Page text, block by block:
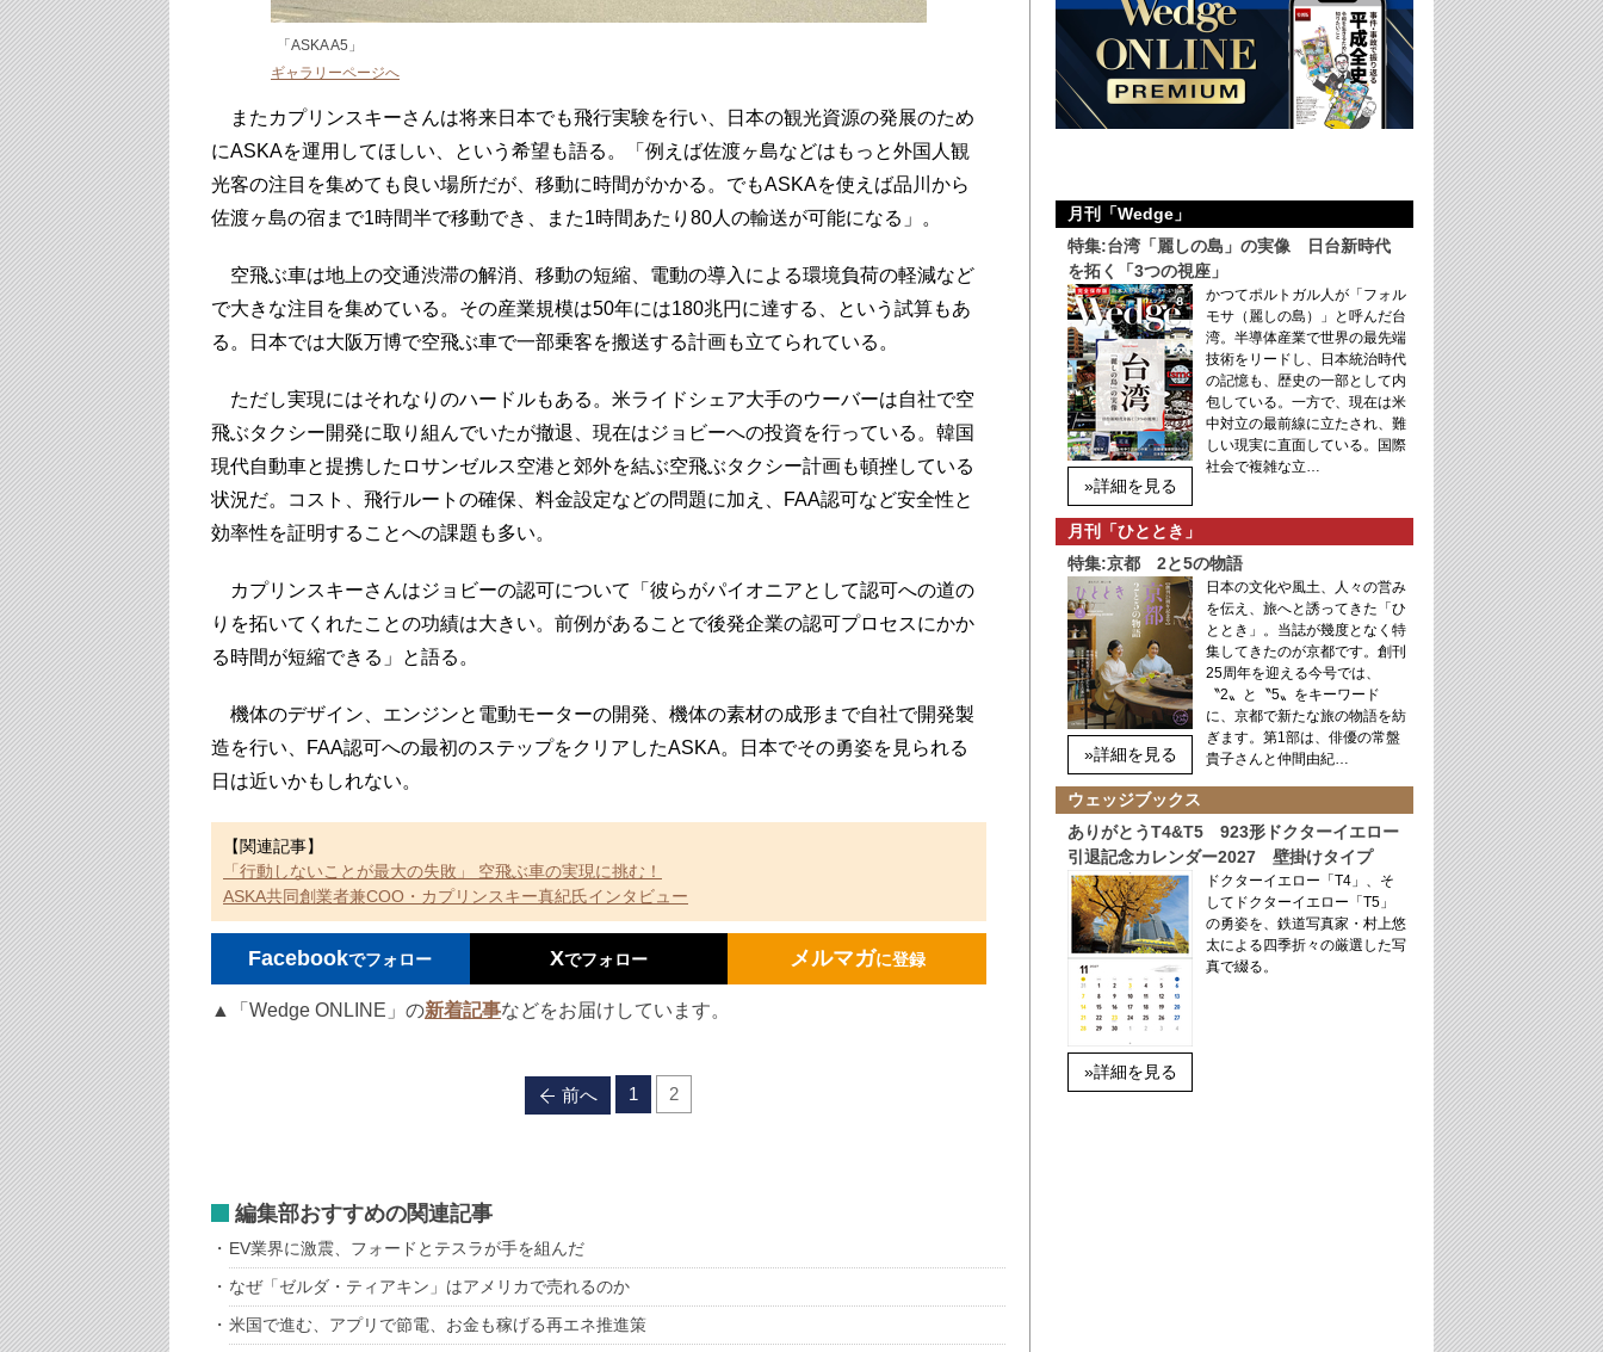
「ASKA A5」
ギャラリーページへ
またカプリンスキーさんは将来日本でも飛行実験を行い、日本の観光資源の発展のため
にASKAを運用してほしい、という希望も語る。「例えば佐渡ヶ島などはもっと外国人観
光客の注目を集めても良い場所だが、移動に時間がかかる。でもASKAを使えば品川から
佐渡ヶ島の宿まで1時間半で移動でき、また1時間あたり80人の輸送が可能になる」。
空飛ぶ車は地上の交通渋滞の解消、移動の短縮、電動の導入による環境負荷の軽減など
で大きな注目を集めている。その産業規模は50年には180兆円に達する、という試算もあ
る。日本では大阪万博で空飛ぶ車で一部乗客を搬送する計画も立てられている。
ただし実現にはそれなりのハードルもある。米ライドシェア大手のウーバーは自社で空
飛ぶタクシー開発に取り組んでいたが撤退、現在はジョビーへの投資を行っている。韓国
現代自動車と提携したロサンゼルス空港と郊外を結ぶ空飛ぶタクシー計画も頓挫している
状況だ。コスト、飛行ルートの確保、料金設定などの問題に加え、FAA認可など安全性と
効率性を証明することへの課題も多い。
カプリンスキーさんはジョビーの認可について「彼らがパイオニアとして認可への道の
りを拓いてくれたことの功績は大きい。前例があることで後発企業の認可プロセスにかか
る時間が短縮できる」と語る。
機体のデザイン、エンジンと電動モーターの開発、機体の素材の成形まで自社で開発製
造を行い、FAA認可への最初のステップをクリアしたASKA。日本でその勇姿を見られる
日は近いかもしれない。
【関連記事】
「行動しないことが最大の失敗」 空飛ぶ車の実現に挑む！
ASKA共同創業者兼COO・カプリンスキー真紀氏インタビュー
Facebookでフォロー Xでフォロー メルマガに登録
▲「Wedge ONLINE」の新着記事などをお届けしています。
前へ 1 2
編集部おすすめの関連記事
EV業界に激震、フォードとテスラが手を組んだ
なぜ「ゼルダ・ティアキン」はアメリカで売れるのか
米国で進む、アプリで節電、お金も稼げる再エネ推進策
月刊「Wedge」
特集:台湾「麗しの島」の実像 日台新時代
を拓く「3つの視座」
»詳細を見る
かつてポルトガル人が「フォル
モサ（麗しの島）」と呼んだ台
湾。半導体産業で世界の最先端
技術をリードし、日本統治時代
の記憶も、歴史の一部として内
包している。一方で、現在は米
中対立の最前線に立たされ、難
しい現実に直面している。国際
社会で複雑な立…
月刊「ひととき」
特集:京都 2と5の物語
»詳細を見る
日本の文化や風土、人々の営み
を伝え、旅へと誘ってきた「ひ
ととき」。当誌が幾度となく特
集してきたのが京都です。創刊
25周年を迎える今号では、
〝2〟と〝5〟をキーワード
に、京都で新たな旅の物語を紡
ぎます。第1部は、俳優の常盤
貴子さんと仲間由紀…
ウェッジブックス
ありがとうT4&T5 923形ドクターイエロー
引退記念カレンダー2027 壁掛けタイプ
»詳細を見る
ドクターイエロー「T4」、そ
してドクターイエロー「T5」
の勇姿を、鉄道写真家・村上悠
太による四季折々の厳選した写
真で綴る。